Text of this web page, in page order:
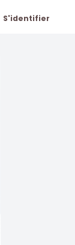
S'identifier